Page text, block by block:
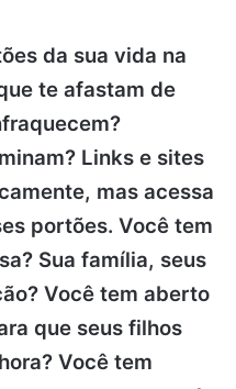
da sua vida na
te afastam de
Links e sites
mas acessa
portões. Você tem
Sua família, seus
Você tem aberto
que seus filhos
Você tem